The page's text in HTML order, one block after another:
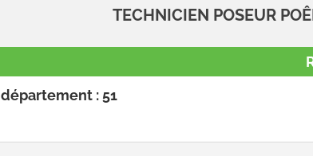
TECHNICIEN POSEUR
département : 51